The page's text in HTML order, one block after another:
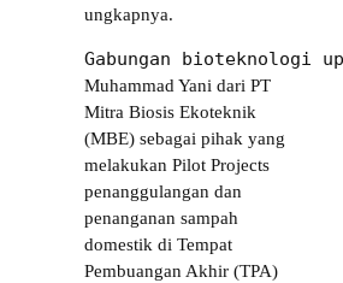
ungkapnya.
Gabungan bioteknologi
Muhammad Yani dari PT
Mitra Biosis Ekoteknik
(MBE) sebagai pihak yang
melakukan Pilot Projects
penanggulangan dan
penanganan sampah
domestik di Tempat
Pembuangan Akhir (TPA)